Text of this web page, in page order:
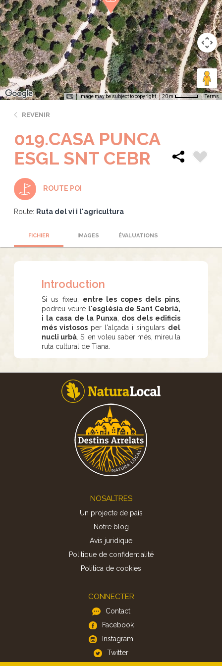
Image may be subject to copyright 20 m Terms
REVENIR
019.CASA PUNCA
ESGL SNT CEBR
ROUTE POI
Route: Ruta del vi i l'agricultura
FICHIER IMAGES ÉVALUATIONS
Introduction
Si us fixeu, entre les copes dels pins
podreu veure l'església de Sant Cebrià,
i la casa de la Punxa dos dels edificis
més vistosos per l'alçada i singulars del
nucli urbà . Si en voleu saber més, mireu la
ruta cultural de Tiana.
NOSALTRES
Un projecte de país
Notre blog
Avis juridique
Politique de confidentialité
Politica de cookies
CONNECTER
Contact
Facebook
Instagram
Twitter